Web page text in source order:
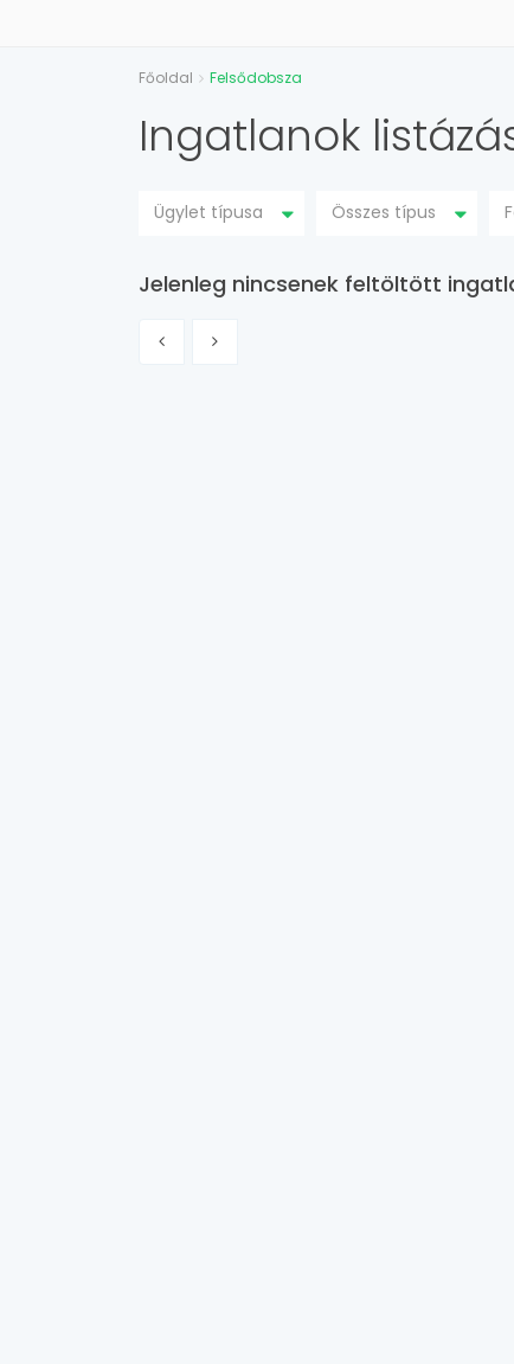
Főoldal Felsődobsza
Ingatlanok
Ügylet típusa Összes típus
Jelenleg nincsenek feltöltött